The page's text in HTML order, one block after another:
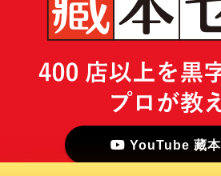
YouTube 藏本